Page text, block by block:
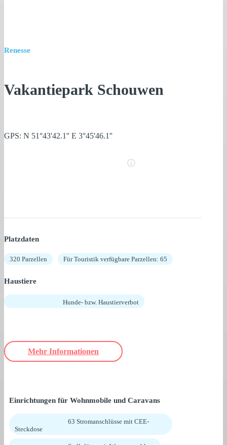
Renesse
Vakantiepark Schouwen
GPS: N 51°43'42.1'' E 3°45'46.1''
Platzdaten
320 Parzellen Für Touristik verfügbare Parzellen: 65
Haustiere
Hunde- bzw. Haustierverbot
Mehr Informationen
Einrichtungen für Wohnmobile und Caravans
63 Stromanschlüsse mit CEE-
Steckdose